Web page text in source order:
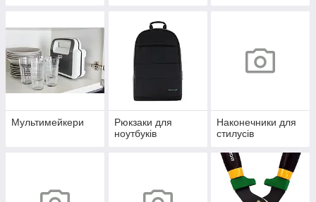
Мультимейкери
Рюкзаки для
ноутбуків
Наконечники для
стилусів